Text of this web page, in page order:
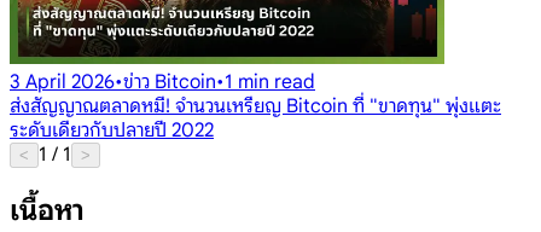
3 April 2026•ข่าว Bitcoin•1 min read
ส่งสัญญาณตลาดหมี! จำนวนเหรียญ Bitcoin ที่ "ขาดทุน" พุ่งแตะ
ระดับเดียวกับปลายปี 2022
< 1 / 1 >
เนื้อหา